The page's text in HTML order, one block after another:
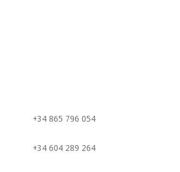
+34 865 796 054
+34 604 289 264